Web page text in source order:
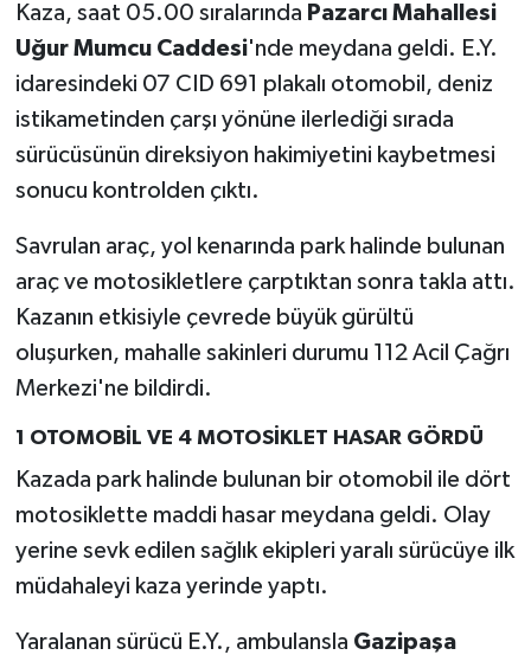
Kaza, saat 05.00 sıralarında Pazarcı Mahallesi
Uğur Mumcu Caddesi'nde meydana geldi. E.Y.
idaresindeki 07 CID 691 plakalı otomobil, deniz
istikametinden çarşı yönüne ilerlediği sırada
sürücüsünün direksiyon hakimiyetini kaybetmesi
sonucu kontrolden çıktı.
Savrulan araç, yol kenarında park halinde bulunan
araç ve motosikletlere çarptıktan sonra takla attı.
Kazanın etkisiyle çevrede büyük gürültü
oluşurken, mahalle sakinleri durumu 112 Acil Çağrı
Merkezi'ne bildirdi.
1 OTOMOBİL VE 4 MOTOSİKLET HASAR GÖRDÜ
Kazada park halinde bulunan bir otomobil ile dört
motosiklette maddi hasar meydana geldi. Olay
yerine sevk edilen sağlık ekipleri yaralı sürücüye ilk
müdahaleyi kaza yerinde yaptı.
Yaralanan sürücü E.Y., ambulansla Gazipaşa